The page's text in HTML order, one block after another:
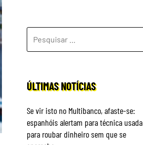
POR:
ÚLTIMAS NOTÍCIAS
Se vir isto no Multibanco, afaste-se:
espanhóis alertam para técnica usada
para roubar dinheiro sem que se